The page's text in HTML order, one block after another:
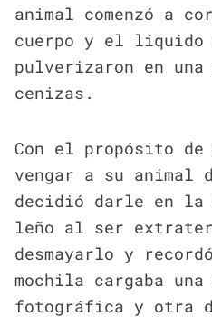
animal comenzó a
cuerpo y el
pulverizaron en una
cenizas.
Con el propósito de
vengar a su animal
decidió darle en la
leño al ser
desmayarlo y
mochila cargaba una
fotográfica y otra